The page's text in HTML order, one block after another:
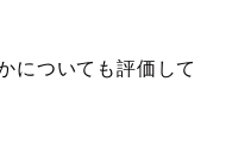
についても評価して